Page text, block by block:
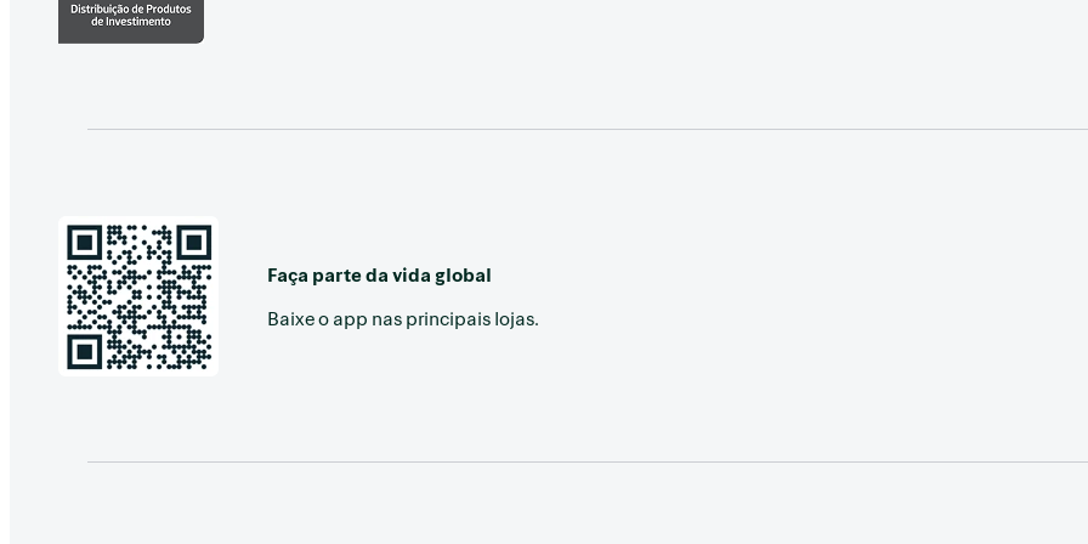
Faça parte da vida global
Baixe o app nas principais lojas.